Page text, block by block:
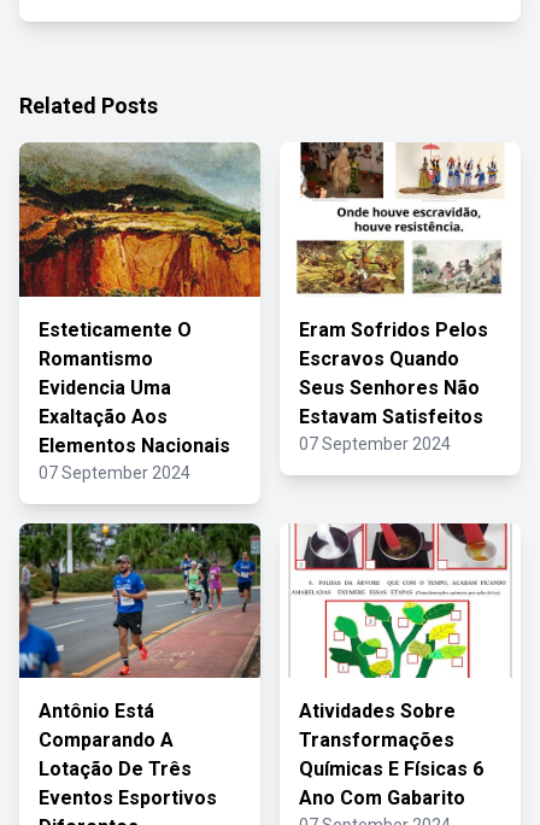
Related Posts
Esteticamente O
Romantismo
Evidencia Uma
Exaltação Aos
Elementos Nacionais
07 September 2024
Eram Sofridos Pelos
Escravos Quando
Seus Senhores Não
Estavam Satisfeitos
07 September 2024
Antônio Está
Comparando A
Lotação De Três
Eventos Esportivos
Atividades Sobre
Transformações
Químicas E Físicas 6
Ano Com Gabarito